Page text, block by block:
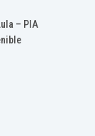
– PIA